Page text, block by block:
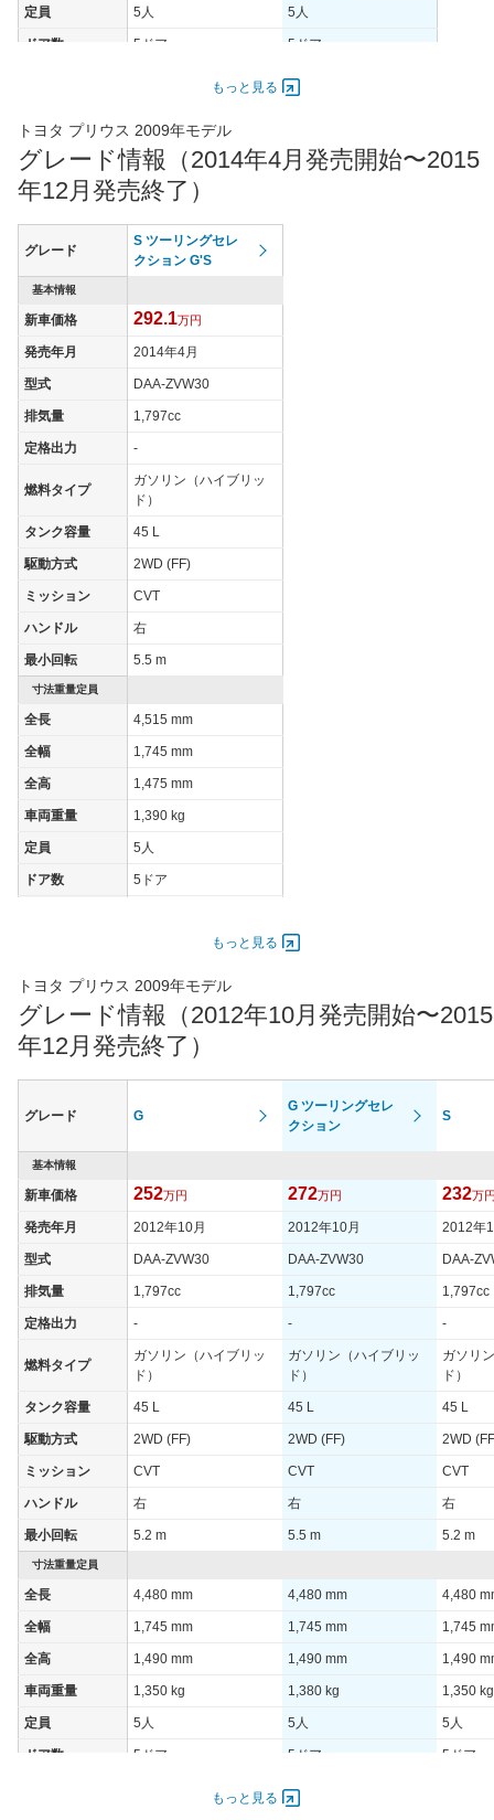
定員 5人 5人
ドア数 5ドア 5ドア
-
エンジン
最高出力 73.00 [99]/ 6,000 73.00 [99]/ 6,000
最高トルク 142 [14.5]/ 4,800
タイヤ
タイヤサイズ
(前)
タイヤサイズ
(後)
燃費
WLTCモード -
WLTCモード(市
-
WLTCモード(郊
速道路)
-
JC08モード 30.4km/L
1015モード 35.5km/L
60km定地 -
もっと見る
トヨタ プリウス 2009年モデル
グレード情報（2014年4月発売開始〜2015
年12月発売終了）
グレード
S ツーリングセレ
クション G'S
基本情報
新車価格 292.1万円
発売年月 2014年4月
型式 DAA-ZVW30
排気量 1,797cc
定格出力 -
燃料タイプ
ガソリン（ハイブリッ
ド）
タンク容量 45 L
駆動方式 2WD (FF)
ミッション CVT
ハンドル 右
最小回転 5.5 m
寸法重量定員
全長 4,515 mm
全幅 1,745 mm
全高 1,475 mm
車両重量 1,390 kg
定員 5人
ドア数 5ドア
最高出力 73.00 [99]/ 5,200
最高トルク 142 [14.5]/ 4,000
過給機 -
タイヤ
タイヤサイズ
215/40R18 85W
タイヤサイズ
(後)
街地)
-
WLTCモード(郊
速道路)
JC08モード -
1015モード -
60km定地 -
装備オプション 装備詳細を見る
もっと見る
トヨタ プリウス 2009年モデル
グレード情報（2012年10月発売開始〜2015
年12月発売終了）
グレード G
G ツーリングセレ
クション
S
基本情報
新車価格 252万円 272万円 232万
発売年月 2012年10月 2012年10月 2012年
型式 DAA-ZVW30 DAA-ZVW30 DAA-
排気量 1,797cc 1,797cc 1,797cc
定格出力 - - -
燃料タイプ
ガソリン（ハイブリッ
ド）
ガソリン（ハイブリッ
ド）
ガソリ
ド）
タンク容量 45 L 45 L 45 L
駆動方式 2WD (FF) 2WD (FF) 2WD
ミッション CVT CVT CVT
ハンドル 右 右 右
最小回転 5.2 m 5.5 m 5.2 m
寸法重量定員
全長 4,480 mm 4,480 mm 4,480
全幅 1,745 mm 1,745 mm 1,745
全高 1,490 mm 1,490 mm 1,490
車両重量 1,350 kg 1,380 kg 1,350 kg
定員 5人 5人 5人
ドア数 5ドア 5ドア 5ドア
-
もっと見る